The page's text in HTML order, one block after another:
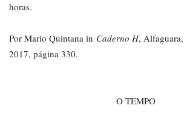
horas.
Por Mario Quintana in Caderno H, Alfaguara,
2017, página 330.
O TEMPO